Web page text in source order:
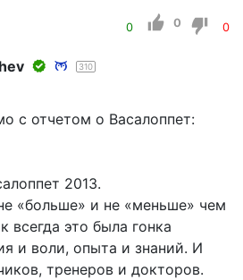
0 0 0
310
с отчетом о Васалоппет:
2013.
«больше» и не «меньше» чем
всегда это была гонка
и воли, опыта и знаний. И
тренеров и докторов.